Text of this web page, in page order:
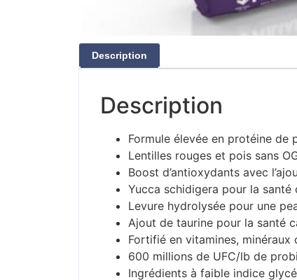
Description
Description
Formule élevée en protéine de
Lentilles rouges et pois sans
Boost d’antioxydants avec
Yucca schidigera pour la
Levure hydrolysée pour une
Ajout de taurine pour la santé
Fortifié en vitamines, minéraux
600 millions de UFC/lb de
Ingrédients à faible indice